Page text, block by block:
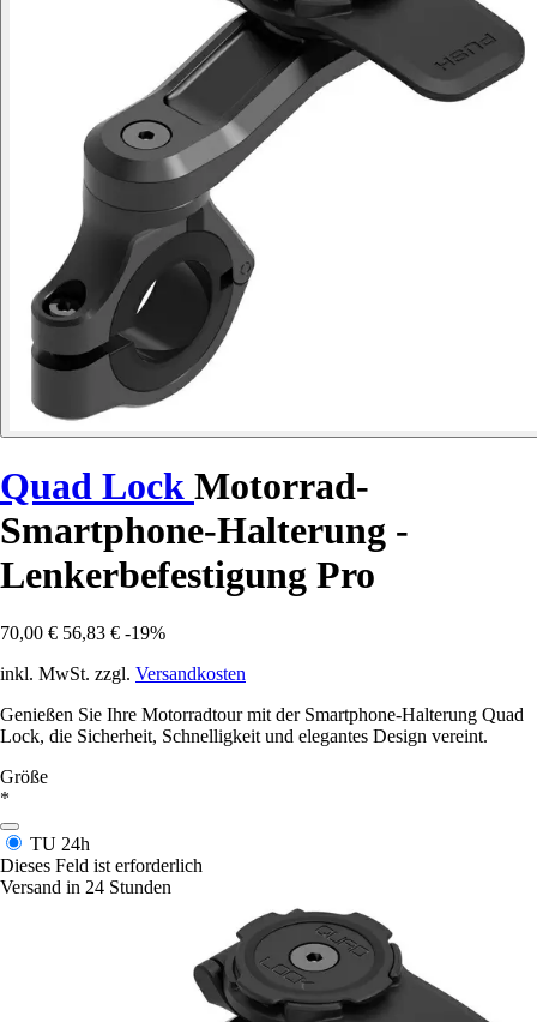
Quad Lock Motorrad-
Smartphone-Halterung -
Lenkerbefestigung Pro
70,00 € 56,83 € -19%
inkl. MwSt. zzgl. Versandkosten
Genießen Sie Ihre Motorradtour mit der Smartphone-Halterung Quad
Lock, die Sicherheit, Schnelligkeit und elegantes Design vereint.
Größe
*
TU 24h
Dieses Feld ist erforderlich
Versand in 24 Stunden